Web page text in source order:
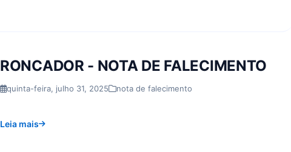
RONCADOR - NOTA DE FALECIMENTO
quinta-feira, julho 31, 2025 nota de falecimento
Leia mais